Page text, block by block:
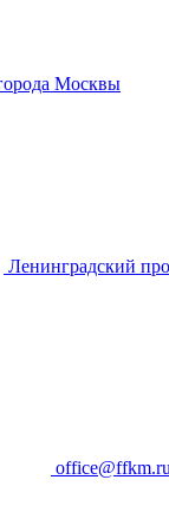
Москвы
Ленинградский
office@ffkm.ru